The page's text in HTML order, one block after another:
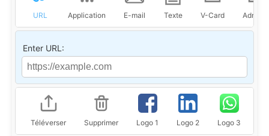
URL Application E-mail Texte V-Card Adresse
Enter URL:
Téléverser Supprimer Logo 1 Logo 2 Logo 3